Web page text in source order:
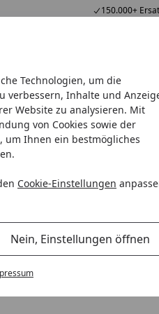
Technologien, um die
verbessern, Inhalte und
Website zu analysieren. Mit
von Cookies sowie der
um Ihnen ein bestmögliches
Cookie-Einstellungen
Nein, Einstellungen öffnen
150.000+
Suche
Pelletgrill
inkl. gratis
im Sorglos-Paket:
Grillgewürze